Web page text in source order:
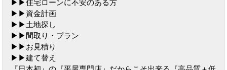
▶︎▶︎住宅ローンに不安のある方
▶︎▶︎資金計画
▶︎▶︎土地探し
▶︎▶︎間取り・プラン
▶︎▶︎お見積り
▶︎▶︎建て替え